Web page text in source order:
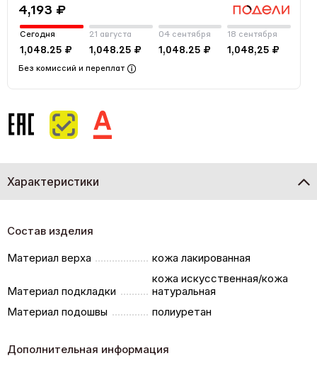
4,193 ₽
Сегодня
1,048.25 ₽
21 августа
1,048.25 ₽
04 сентября
1,048.25 ₽
18 сентября
1,048,25 ₽
Без комиссий и переплат
Характеристики
Состав изделия
Материал верха
кожа лакированная
Материал подкладки
кожа искусственная/кожа
натуральная
Материал подошвы
полиуретан
Дополнительная информация